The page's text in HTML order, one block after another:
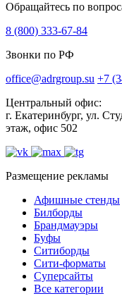
Обращайтесь по
8 (800) 333-67-84
Звонки по РФ
office@adrgroup.su +7
Центральный офис:
г. Екатеринбург, ул.
этаж, офис 502
Размещение рекламы
Афишные стенды
Билборды
Брандмауэры
Буфы
Ситиборды
Сити-форматы
Суперсайты
Все категории